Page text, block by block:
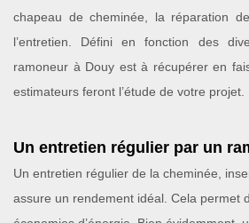
chapeau de cheminée, la réparation
l’entretien. Défini en fonction des
ramoneur à Douy est à récupérer en
estimateurs feront l’étude de votre projet.
Un entretien régulier par un
Un entretien régulier de la cheminée,
assure un rendement idéal. Cela permet